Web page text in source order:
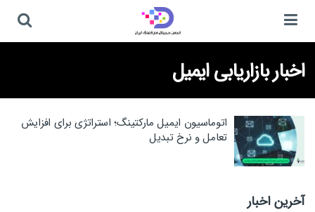
اخبار بازاریابی ایمیل
اتوماسیون ایمیل مارکتینگ؛ استراتژی برای افزایش
تعامل و نرخ تبدیل
آخرین اخبار